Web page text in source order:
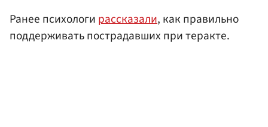
Ранее психологи рассказали, как правильно
поддерживать пострадавших при теракте.